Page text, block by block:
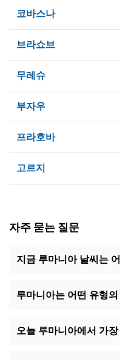
코바스나
브라쇼브
무레슈
부자우
프라호바
고르지
자주 묻는 질문
지금 루마니아 날씨는
루마니아는 어떤 ​​유형
오늘 루마니아에서 가